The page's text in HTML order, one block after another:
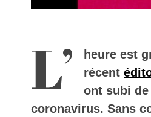
L’
heure est
récent
ont subi
coronavirus. Sans